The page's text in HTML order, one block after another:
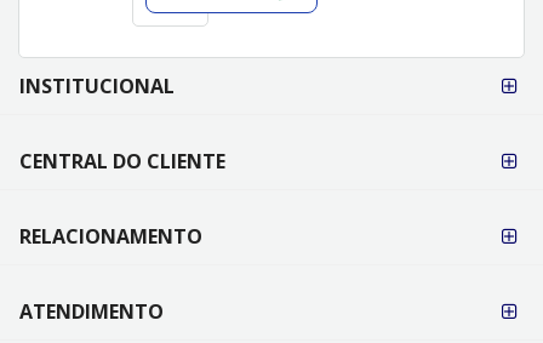
FORMAS DE
PAGAMENTO
INSTITUCIONAL
CENTRAL DO CLIENTE
RELACIONAMENTO
ATENDIMENTO